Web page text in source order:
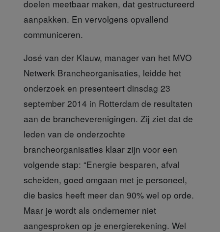
doelen meetbaar maken, dat gestructureerd
aanpakken. En vervolgens opvallend
communiceren.
José van der Klauw, manager van het MVO
Netwerk Brancheorganisaties, leidde het
onderzoek en presenteert dinsdag 23
september 2014 in Rotterdam de resultaten
aan de brancheverenigingen. Zij ziet dat de
leden van de onderzochte
brancheorganisaties klaar zijn voor een
volgende stap: “Energie besparen, afval
scheiden, goed omgaan met je personeel,
die basics heeft meer dan 90% wel op orde.
Maar je wordt als ondernemer niet
aangesproken op je energierekening. Wel